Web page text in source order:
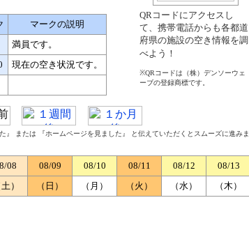
マークの説明
満員です。
現在の空き状況です。
QRコードにアクセスし
て、携帯電話からも各都道
府県の施設の空き情報を調
べよう！
※QRコードは（株）デンソーウェ
ーブの登録商標です。
』 または 『ホームページを見ました』 と伝えていただくとスムーズに進みま
08 08/09 08/10 08/11 08/12
08/13
土） （日） （月） （火） （水） （木）